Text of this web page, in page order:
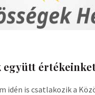
együtt
idén is csatlakozik a